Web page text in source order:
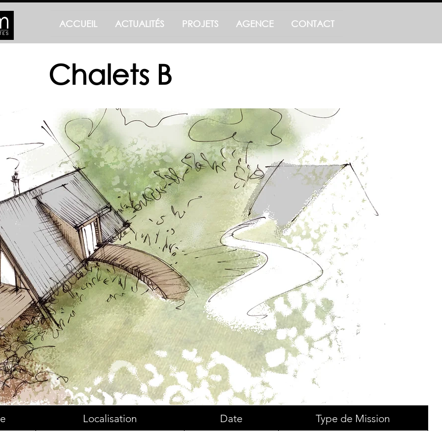
ACCUEIL ACTUALITÉS PROJETS AGENCE CONTACT
Chalets B
Localisation Date Type de Mission